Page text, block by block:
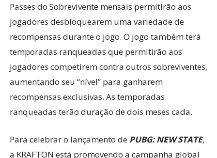
Passes do Sobrevivente mensais permitirão aos
jogadores desbloquearem uma variedade de
recompensas durante o jogo. O jogo também terá
temporadas ranqueadas que permitirão aos
jogadores competirem contra outros sobreviventes,
aumentando seu “nível” para ganharem
recompensas exclusivas. As temporadas
ranqueadas terão duração de dois meses cada.
Para celebrar o lançamento de PUBG: NEW STATE,
a KRAFTON está promovendo a campanha global